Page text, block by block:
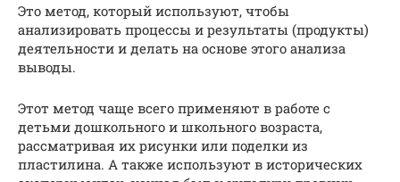
Это метод, который используют, чтобы
анализировать процессы и результаты (продукты)
деятельности и делать на основе этого анализа
выводы.
Этот метод чаще всего применяют в работе с
детьми дошкольного и школьного возраста,
рассматривая их рисунки или поделки из
пластилина. А также используют в исторических